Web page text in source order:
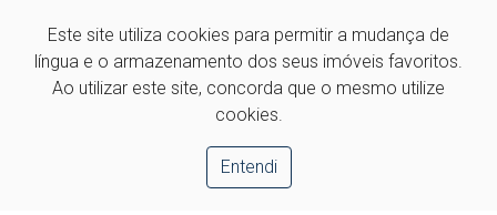
Este site utiliza cookies para permitir a mudança de
língua e o armazenamento dos seus imóveis favoritos.
Ao utilizar este site, concorda que o mesmo utilize
cookies.
Entendi